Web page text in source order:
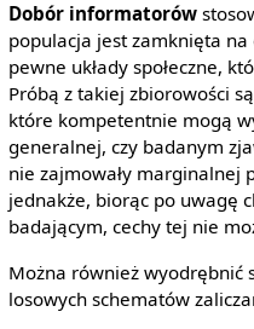
Dobór informatorów
populacja jest zamknięta
pewne układy społeczne,
Próbą z takiej zbiorowości
które kompetentnie mogą
generalnej, czy badanym
nie zajmowały marginalnej
jednakże, biorąc po uwagę
badającym, cechy tej nie
Można również wyodrębnić
losowych schematów